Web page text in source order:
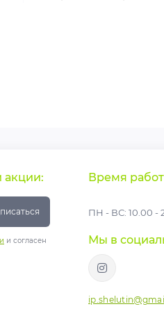
акции:
и согласен
Время
ПН - ВС: 10.00 -
Мы в